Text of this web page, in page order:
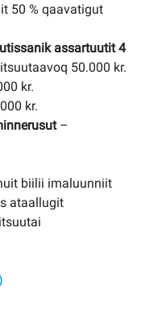
50 % qaavatigut
assartuutit 4
50.000 kr.
kr.
kr.
–
biilii imaluunniit
ataallugit